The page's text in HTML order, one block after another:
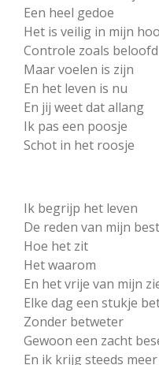
Een heel gedoe
Het is veilig in mijn
Controle zoals beloofd
Maar voelen is zijn
En het leven is nu
En jij weet dat allang
Ik pas een poosje
Schot in het roosje
Ik begrijp het leven
De reden van mijn
Hoe het zit
Het waarom
En het vrije van mijn
Elke dag een stukje
Zonder betweter
Gewoon een zacht
En ik krijg steeds